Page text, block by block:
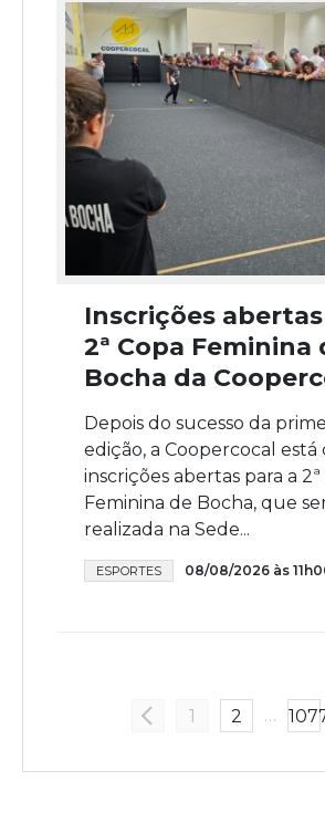
Inscrições
2ª Copa Feminina
Bocha da
Depois do sucesso da
edição, a Coopercocal está
inscrições abertas para a 2ª
Feminina de Bocha, que
realizada na Sede...
ESPORTES 08/08/2026 às
1 2 …